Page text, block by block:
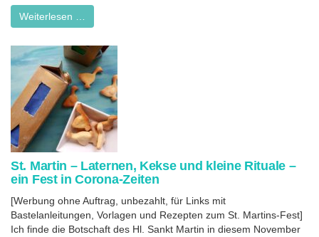
Weiterlesen …
St. Martin – Laternen, Kekse und kleine Rituale –
ein Fest in Corona-Zeiten
[Werbung ohne Auftrag, unbezahlt, für Links mit
Bastelanleitungen, Vorlagen und Rezepten zum St. Martins-Fest]
Ich finde die Botschaft des Hl. Sankt Martin in diesem November